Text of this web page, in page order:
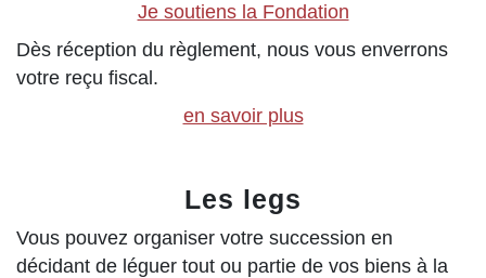
Je soutiens la Fondation
Dès réception du règlement, nous vous enverrons
votre reçu fiscal.
en savoir plus
Les legs
Vous pouvez organiser votre succession en
décidant de léguer tout ou partie de vos biens à la